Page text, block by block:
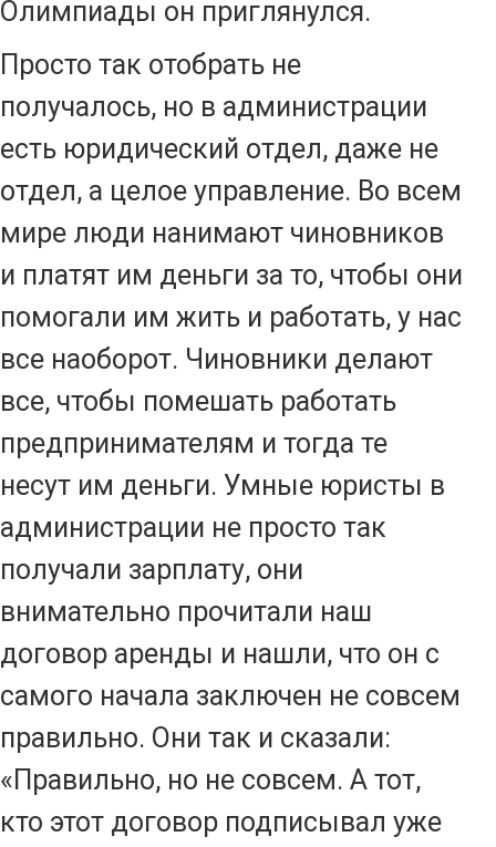
Олимпиады он приглянулся.
Просто так отобрать не
получалось, но в администрации
есть юридический отдел, даже не
отдел, а целое управление. Во всем
мире люди нанимают чиновников
и платят им деньги за то, чтобы они
помогали им жить и работать, у нас
все наоборот. Чиновники делают
все, чтобы помешать работать
предпринимателям и тогда те
несут им деньги. Умные юристы в
администрации не просто так
получали зарплату, они
внимательно прочитали наш
договор аренды и нашли, что он с
самого начала заключен не совсем
правильно. Они так и сказали:
«Правильно, но не совсем. А тот,
кто этот договор подписывал уже